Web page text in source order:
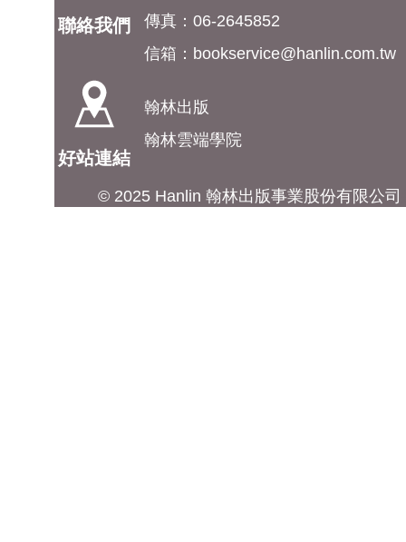
聯絡我們
傳真：06-2645852
信箱： bookservice@hanlin.com.tw
好站連結
翰林出版
翰林雲端學院
© 2025 Hanlin 翰林出版事業股份有限公司